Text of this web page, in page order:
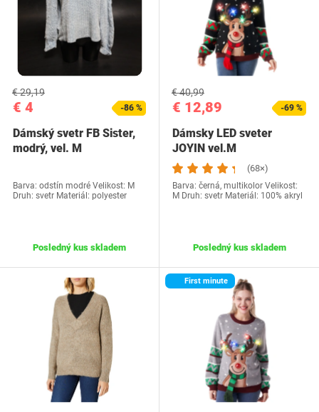
€ 4
€ 29,19
-86 %
Dámský svetr FB Sister,
modrý, vel. M
Barva: odstín modré Velikost: M
Druh: svetr Materiál: polyester
Posledný kus skladem
€ 12,89
€ 40,99
-69 %
Dámsky LED sveter
JOYIN vel.M
(68×)
Barva: černá, multikolor Velikost:
M Druh: svetr Materiál: 100% akryl
Posledný kus skladem
First minute